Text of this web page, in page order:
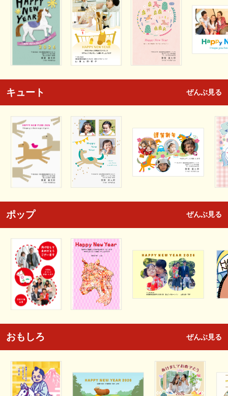
キュート ぜんぶ見る
ポップ ぜんぶ見る
おもしろ ぜんぶ見る